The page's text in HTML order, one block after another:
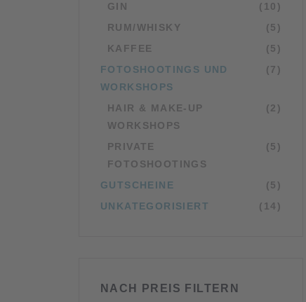
GIN
(10)
RUM/WHISKY
(5)
KAFFEE
(5)
FOTOSHOOTINGS UND
WORKSHOPS
(7)
HAIR & MAKE-UP
WORKSHOPS
(2)
PRIVATE
FOTOSHOOTINGS
(5)
GUTSCHEINE
(5)
UNKATEGORISIERT
(14)
NACH PREIS FILTERN